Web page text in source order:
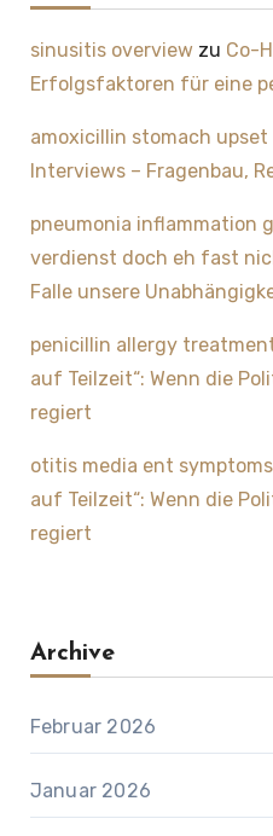
sinusitis overviewzu Co-
Erfolgsfaktoren für eine
amoxicillin stomach upset
Interviews – Fragenbau,
pneumonia inflammation
verdienst doch eh fast
Falle unsere
penicillin allergy
auf Teilzeit“: Wenn die
regiert
otitis media ent symptoms
auf Teilzeit“: Wenn die
regiert
Archive
Februar 2026
Januar 2026